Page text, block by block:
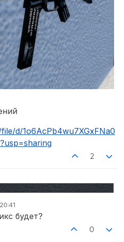
d/1o6AcPb4wu7XGxFNa0
2
будет?
0